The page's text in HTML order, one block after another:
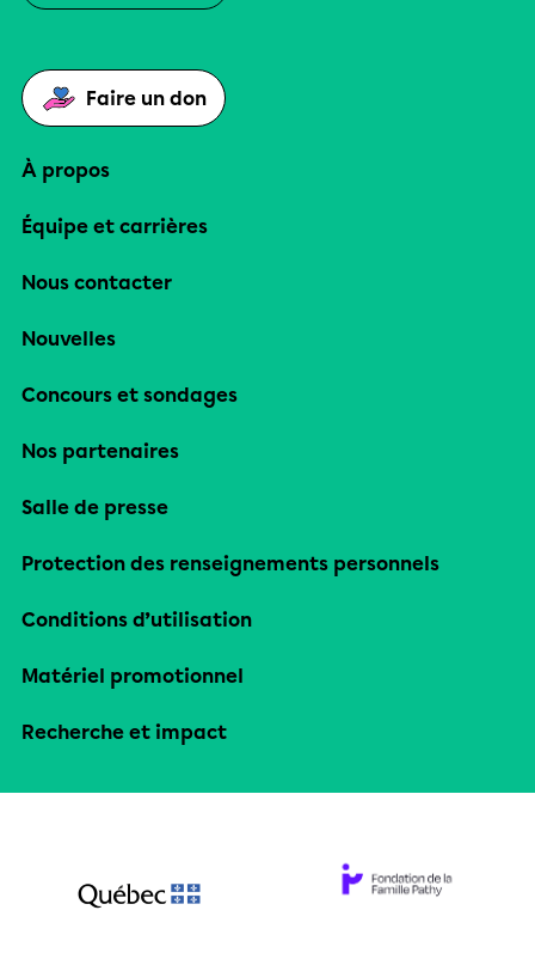
Faire un don
À propos
Équipe et carrières
Nous contacter
Nouvelles
Concours et sondages
Nos partenaires
Salle de presse
Protection des renseignements personnels
Conditions d’utilisation
Matériel promotionnel
Recherche et impact